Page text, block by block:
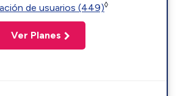
de usuarios (449)◊
Ver Planes